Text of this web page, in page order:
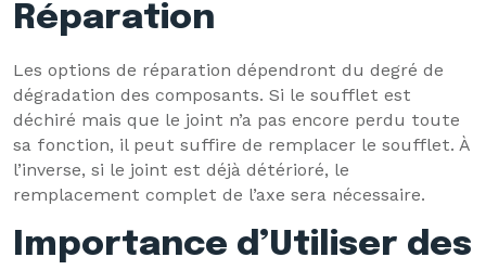
Réparation
Les options de réparation dépendront du degré de
dégradation des composants. Si le soufflet est
déchiré mais que le joint n’a pas encore perdu toute
sa fonction, il peut suffire de remplacer le soufflet. À
l’inverse, si le joint est déjà détérioré, le
remplacement complet de l’axe sera nécessaire.
Importance d’Utiliser des